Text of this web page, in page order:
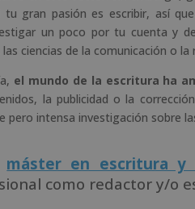
tu gran pasión es escribir, así
un poco por tu cuenta y
ciencias de la comunicación o
el mundo de la escritura ha
la publicidad o la
pero intensa investigación sobre
máster en escritura y
como redactor y/o